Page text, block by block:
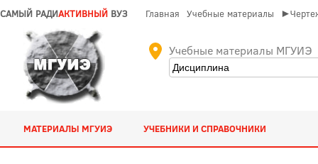
САМЫЙ РАДИАКТИВНЫЙ ВУЗ Главная Учебные материалы
Учебные материалы МГУИЭ
МАТЕРИАЛЫ МГУИЭ УЧЕБНИКИ И СПРАВОЧНИКИ